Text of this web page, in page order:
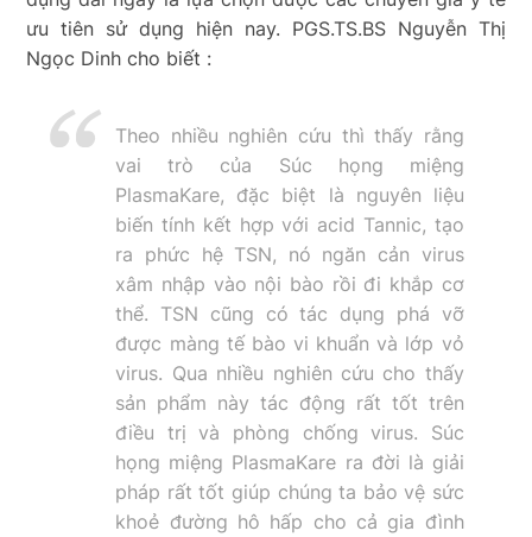
ưu tiên sử dụng hiện nay. PGS.TS.BS Nguyễn Thị
Ngọc Dinh cho biết :
Theo nhiều nghiên cứu thì thấy rằng
vai trò của Súc họng miệng
PlasmaKare, đặc biệt là nguyên liệu
biến tính kết hợp với acid Tannic, tạo
ra phức hệ TSN, nó ngăn cản virus
xâm nhập vào nội bào rồi đi khắp cơ
thể. TSN cũng có tác dụng phá vỡ
được màng tế bào vi khuẩn và lớp vỏ
virus. Qua nhiều nghiên cứu cho thấy
sản phẩm này tác động rất tốt trên
điều trị và phòng chống virus. Súc
họng miệng PlasmaKare ra đời là giải
pháp rất tốt giúp chúng ta bảo vệ sức
khoẻ đường hô hấp cho cả gia đình